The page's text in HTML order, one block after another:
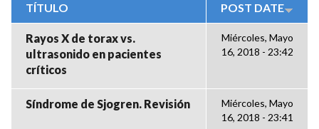
TÍTULO POST DATE
Rayos X de torax vs.
ultrasonido en pacientes
críticos
Miércoles, Mayo
16, 2018 - 23:42
Síndrome de Sjogren. Revisión
Miércoles, Mayo
16, 2018 - 23:41